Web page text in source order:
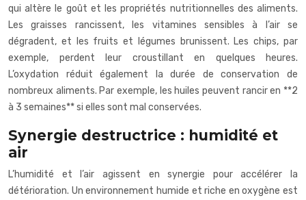
qui altère le goût et les propriétés nutritionnelles des aliments.
Les graisses rancissent, les vitamines sensibles à l’air se
dégradent, et les fruits et légumes brunissent. Les chips, par
exemple, perdent leur croustillant en quelques heures.
L’oxydation réduit également la durée de conservation de
nombreux aliments. Par exemple, les huiles peuvent rancir en **2
à 3 semaines** si elles sont mal conservées.
Synergie destructrice : humidité et
air
L’humidité et l’air agissent en synergie pour accélérer la
détérioration. Un environnement humide et riche en oxygène est